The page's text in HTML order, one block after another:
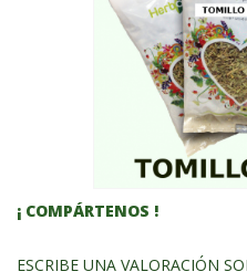
¡ COMPÁRTENOS !
ESCRIBE UNA VALORACIÓN